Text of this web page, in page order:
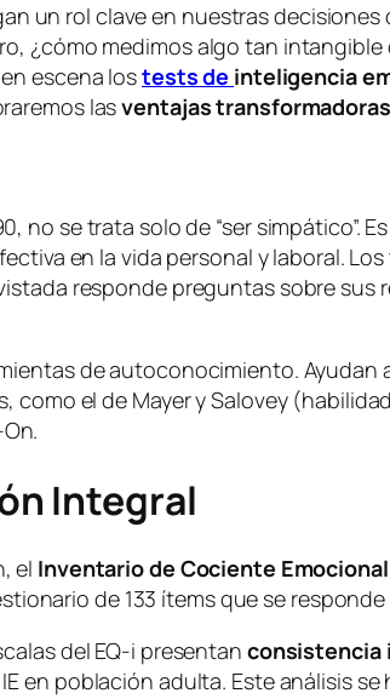
un rol clave en nuestras decisiones
¿cómo medimos algo tan
escena lostests de inteligencia
lasventajas
se trata solo de “ser simpático”.
en la vida personal y laboral.
responde preguntas sobre sus
de autoconocimiento.
el de Mayer y Salovey
Integral
el Inventario de Cociente
de 133 ítems que se
del EQ-i presentan consistencia
en población adulta. Este análisis